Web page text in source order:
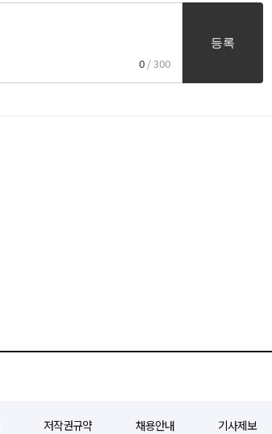
0 / 300
등록
저작권규약 채용안내 기사제보